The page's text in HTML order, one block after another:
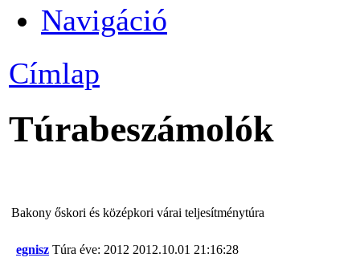
Navigáció
Címlap
Túrabeszámolók
Bakony őskori és középkori várai teljesítménytúra
egnisz Túra éve: 2012 2012.10.01 21:16:28